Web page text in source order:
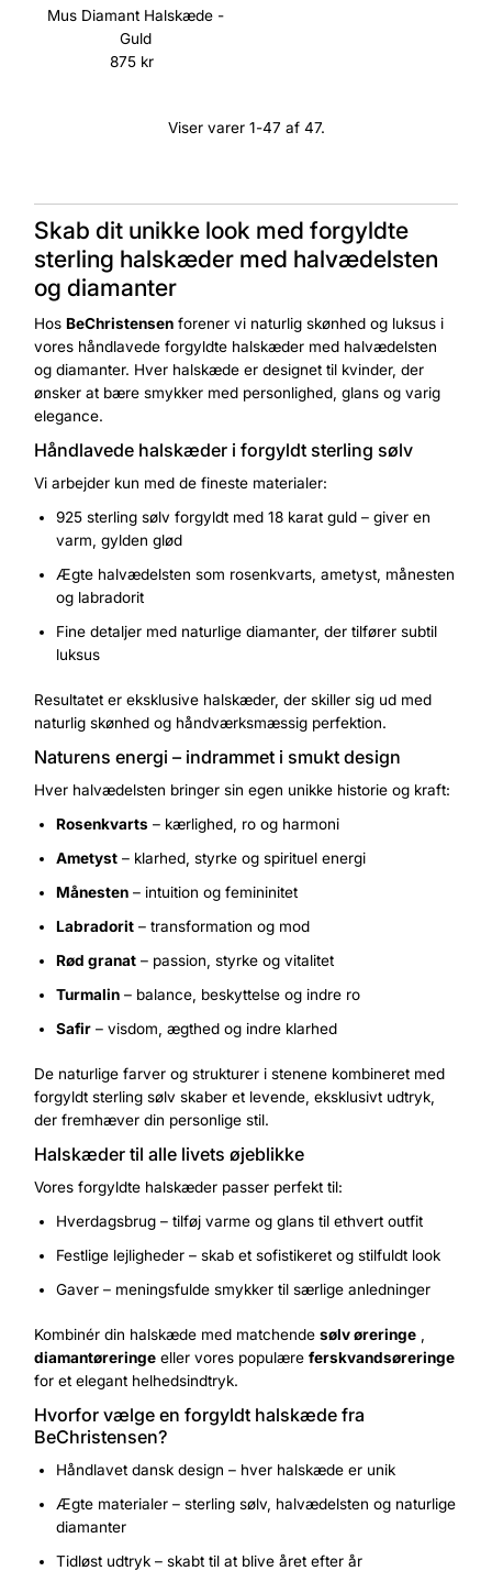
Mus Diamant Halskæde -
Guld
Normalpris
875 kr
Viser varer 1-47 af 47.
Skab dit unikke look med forgyldte
sterling halskæder med halvædelsten
og diamanter
HosBeChristensen forener vi naturlig skønhed og luksus i
vores håndlavede forgyldte halskæder med halvædelsten
og diamanter. Hver halskæde er designet til kvinder, der
ønsker at bære smykker med personlighed, glans og varig
elegance.
Håndlavede halskæder i forgyldt sterling sølv
Vi arbejder kun med de fineste materialer:
925 sterling sølv forgyldt med 18 karat guld – giver en
varm, gylden glød
Ægte halvædelsten som rosenkvarts, ametyst, månesten
og labradorit
Fine detaljer med naturlige diamanter, der tilfører subtil
luksus
Resultatet er eksklusive halskæder, der skiller sig ud med
naturlig skønhed og håndværksmæssig perfektion.
Naturens energi – indrammet i smukt design
Hver halvædelsten bringer sin egen unikke historie og kraft:
Rosenkvarts – kærlighed, ro og harmoni
Ametyst – klarhed, styrke og spirituel energi
Månesten – intuition og femininitet
Labradorit – transformation og mod
Rød granat – passion, styrke og vitalitet
Turmalin – balance, beskyttelse og indre ro
Safir – visdom, ægthed og indre klarhed
De naturlige farver og strukturer i stenene kombineret med
forgyldt sterling sølv skaber et levende, eksklusivt udtryk,
der fremhæver din personlige stil.
Halskæder til alle livets øjeblikke
Vores forgyldte halskæder passer perfekt til:
Hverdagsbrug – tilføj varme og glans til ethvert outfit
Festlige lejligheder – skab et sofistikeret og stilfuldt look
Gaver – meningsfulde smykker til særlige anledninger
Kombinér din halskæde med matchendesølv øreringe
diamantøreringe eller vores populæreferskvandsøreringe
for et elegant helhedsindtryk.
Hvorfor vælge en forgyldt halskæde fra
BeChristensen?
Håndlavet dansk design – hver halskæde er unik
Ægte materialer – sterling sølv, halvædelsten og naturlige
diamanter
Tidløst udtryk – skabt til at blive året efter år